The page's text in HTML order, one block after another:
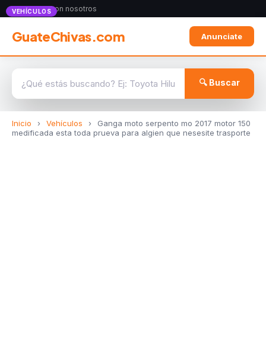
Anunciate con nosotros
GuateChivas.com Anunciate
🔍 Buscar
Inicio › Vehículos ›
Ganga moto serpento mo 2017 motor 150
medificada esta toda prueva para algien que nesesite trasporte
VEHÍCULOS